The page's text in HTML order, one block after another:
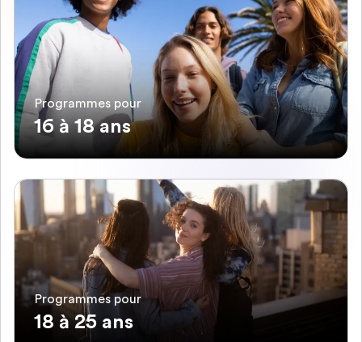
Programmes pour
16 à 18 ans
Programmes pour
18 à 25 ans